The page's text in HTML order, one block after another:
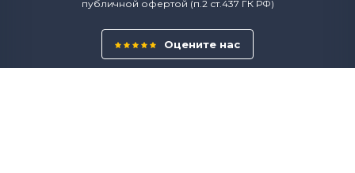
публичной офертой (п.2 ст.437 ГК РФ)
Оцените нас